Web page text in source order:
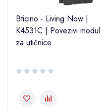
Bticino - Living Now |
K4531C | Povezivi modul
za utičnice